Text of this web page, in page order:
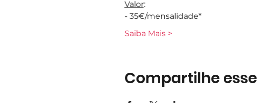
Valor:
- 35€/mensalidade*
Saiba Mais >
Compartilhe